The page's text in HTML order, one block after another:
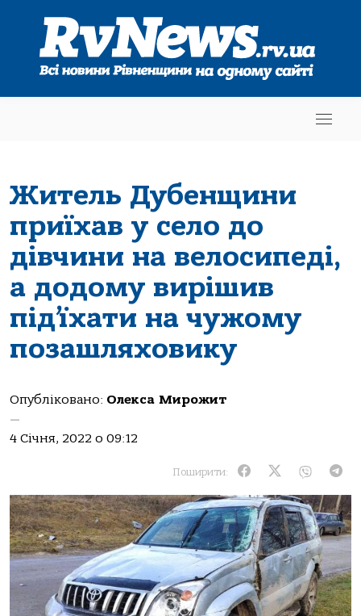
Житель Дубенщини
приїхав у село до
дівчини на велосипеді,
а додому вирішив
під’їхати на чужому
позашляховику
Опубліковано: Олекса Мирожит
—
4 Січня, 2022 о 09:12
Поширити: